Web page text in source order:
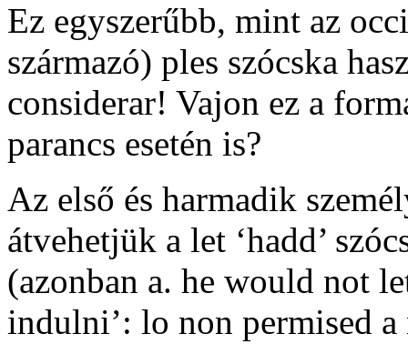
Ez egyszerűbb, mint az
származó) ples szócska
considerar! Vajon ez a
parancs esetén is?
Az első és harmadik
átvehetjük a let ‘hadd’
(azonban a. he would not
indulni’: lo non permised a